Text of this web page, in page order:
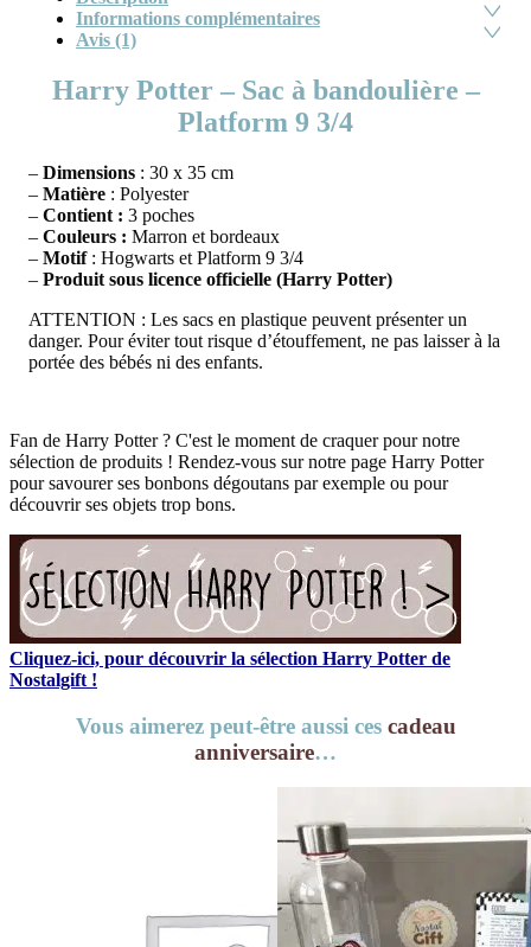
Informations complémentaires
Avis (1)
Harry Potter – Sac à bandoulière –
Platform 9 3/4
– Dimensions : 30 x 35 cm
– Matière : Polyester
– Contient : 3 poches
– Couleurs : Marron et bordeaux
– Motif: Hogwarts et Platform 9 3/4
– Produit sous licence officielle (Harry Potter)
ATTENTION : Les sacs en plastique peuvent présenter un
danger. Pour éviter tout risque d’étouffement, ne pas laisser à la
portée des bébés ni des enfants.
Fan de Harry Potter ? C'est le moment de craquer pour notre
sélection de produits ! Rendez-vous sur notre page Harry Potter
pour savourer ses bonbons dégoutans par exemple ou pour
découvrir ses objets trop bons.
Cliquez-ici, pour découvrir la sélection Harry Potter de
Nostalgift !
Vous aimerez peut-être aussi ces cadeau
anniversaire…